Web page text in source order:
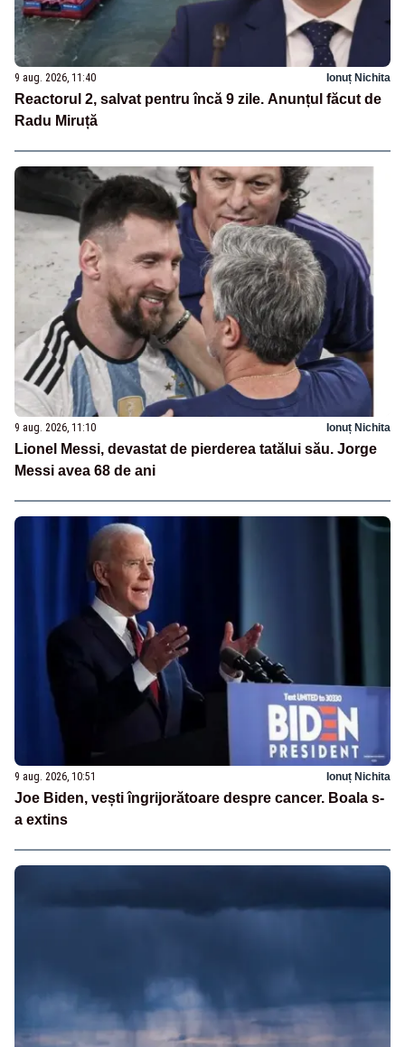
9 aug. 2026, 11:40 Ionuț Nichita
Reactorul 2, salvat pentru încă 9 zile. Anunțul făcut de
Radu Miruță
9 aug. 2026, 11:10 Ionuț Nichita
Lionel Messi, devastat de pierderea tatălui său. Jorge
Messi avea 68 de ani
9 aug. 2026, 10:51 Ionuț Nichita
Joe Biden, vești îngrijorătoare despre cancer. Boala s-
a extins